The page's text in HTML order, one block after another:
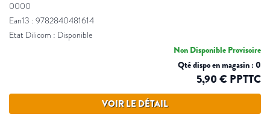
0000
Ean13 : 9782840481614
Etat Dilicom : Disponible
Non Disponible Provisoire
Qté dispo en magasin : 0
5,90 € PPTTC
VOIR LE DÉTAIL